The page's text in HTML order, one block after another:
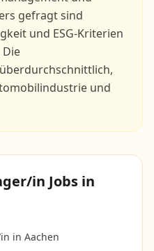
gefragt sind
und ESG-Kriterien
und
in Jobs in
in Aachen